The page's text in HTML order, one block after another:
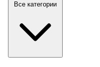
Все категории